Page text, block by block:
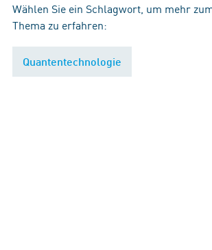
Wählen Sie ein Schlagwort, um mehr
Thema zu erfahren:
Quantentechnologie